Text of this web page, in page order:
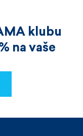
klubu
na vaše